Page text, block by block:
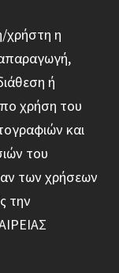
χρήστη η
ή
χρήση του
και
του
των χρήσεων
την